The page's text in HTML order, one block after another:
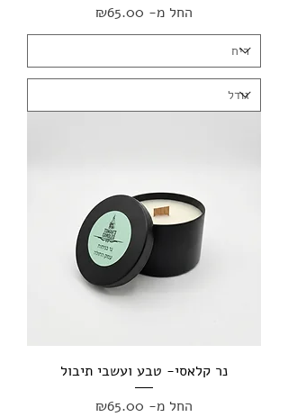
החל מ- ₪65.00מחיר מבצע
נר קלאסי- טבע ועשבי תיבול
החל מ- ₪65.00מחיר מבצע